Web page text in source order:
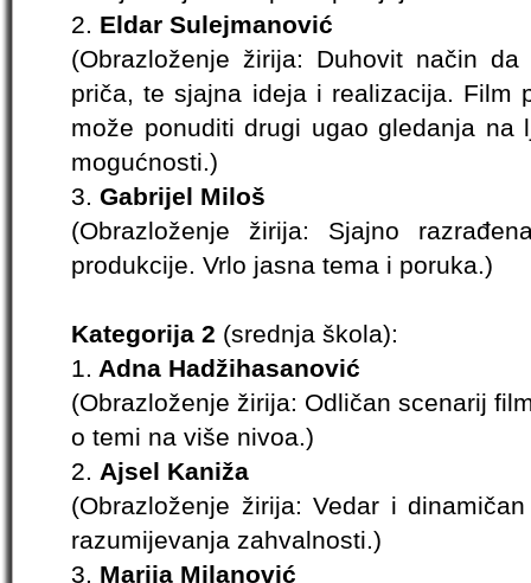
2. Eldar Sulejmanović
(Obrazloženje žirija: Duhovit način
priča, te sjajna ideja i realizacija. Film
može ponuditi drugi ugao gledanja na
mogućnosti.)
3. Gabrijel Miloš
(Obrazloženje žirija: Sjajno
produkcije. Vrlo jasna tema i poruka.)
Kategorija 2 (srednja škola):
1. Adna Hadžihasanović
(Obrazloženje žirija: Odličan scenarij
o temi na više nivoa.)
2. Ajsel Kaniža
(Obrazloženje žirija: Vedar i
razumijevanja zahvalnosti.)
3. Marija Milanović